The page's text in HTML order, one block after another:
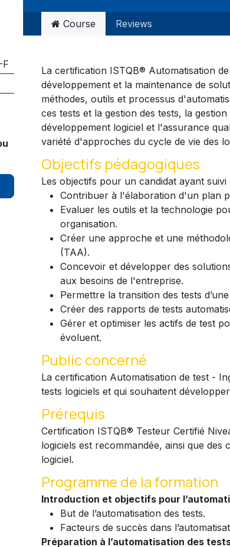
F
Course Reviews
La certification ISTQB® Automatisation
développement et la maintenance de
méthodes, outils et processus
ces tests et la gestion des tests, la
développement logiciel et l'assurance
variété d'approches du cycle de vie des
Objectifs pédagogiques
Les objectifs pour un candidat ayant
Contribuer à l'élaboration d'un plan
Evaluer les outils et la technologie
organisation.
Créer une approche et une
(TAA).
Concevoir et développer des
aux besoins de l'entreprise.
Permettre la transition des tests
Créer des rapports de tests
Gérer et optimiser les actifs de test
évoluent.
Public concerné
La certification Automatisation de test -
tests logiciels et qui souhaitent
Prérequis
Certification ISTQB® Testeur Certifié
logiciels est recommandée, ainsi que
logiciel.
Programme de la formation
Introduction et objectifs pour
But de l’automatisation des tests.
Facteurs de succès dans
Préparation à l’automatisation des